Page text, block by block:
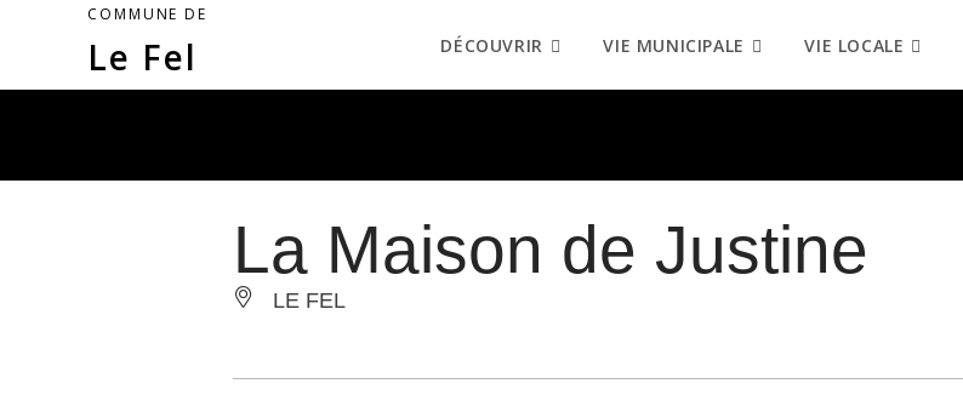
COMMUNE DE
Le Fel DÉCOUVRIR VIE MUNICIPALE VIE LOCALE
La Maison de Justine
LE FEL